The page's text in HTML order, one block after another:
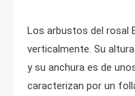
Los arbustos del rosal
verticalmente. Su
y su anchura es de
caracterizan por un